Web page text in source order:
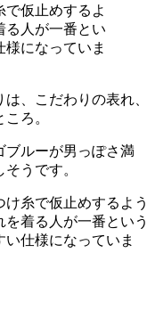
、こだわりの表れ、
ろ。
ブルーが男っぽさ満
うです。
糸で仮止めするよう
着る人が一番という
仕様になっていま